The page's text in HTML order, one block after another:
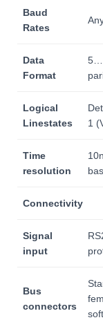
Baud
Rates
Data
Format
Logical
Linestates
1
Time
resolution
Connectivity
Signal
input
Bus
connectors